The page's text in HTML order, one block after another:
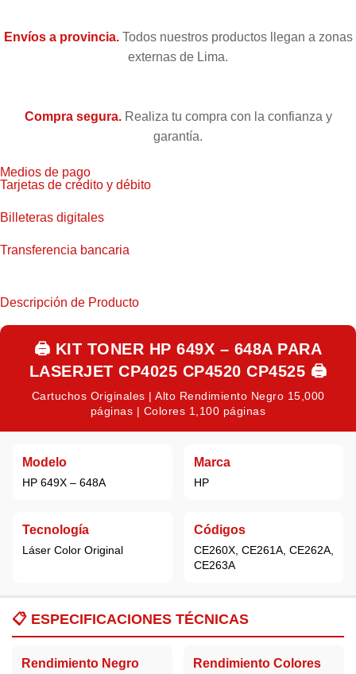
Envíos a provincia.Todos nuestros productos llegan a zonas
externas de Lima.
Compra segura.Realiza tu compra con la confianza y
garantía.
Medios de pago
Tarjetas de crédito y débito
Billeteras digitales
Transferencia bancaria
Descripción de Producto
🖨️ KIT TONER HP 649X – 648A PARA
LASERJET CP4025 CP4520 CP4525 🖨️
Cartuchos Originales | Alto Rendimiento Negro 15,000
páginas | Colores 1,100 páginas
Modelo
HP 649X – 648A
Marca
HP
Tecnología
Láser Color Original
Códigos
CE260X, CE261A, CE262A,
CE263A
📋 ESPECIFICACIONES TÉCNICAS
Rendimiento Negro Rendimiento Colores